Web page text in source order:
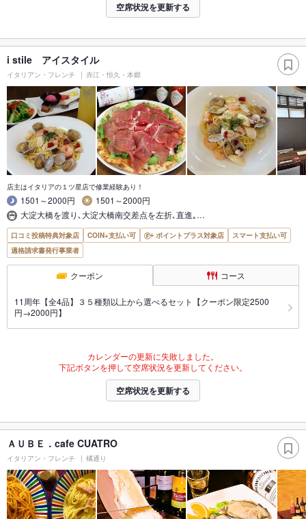
空席状況を更新する
i stile アイスタイル
イタリアン・フレンチ 赤江・恒久・本郷
店主はイタリアの１ツ星店で修業経験あり！
1501～2000円
1501～2000円
大淀大橋を渡り､大淀大橋南交差点を左折､直進｡…
口コミ投稿特典対象店 COIN+支払い可 ポイントプラス対象店
スマート支払い可
適格請求書発行事業者
クーポン コース
11周年【全4品】３５種類以上から選べるセット【クーポン限定2500
円→2000円】
カレンダーの更新に失敗しました。
下記ボタンを押して空席状況を更新してください。
空席状況を更新する
ＡＵＢＥ．cafe CUATRO
イタリアン・フレンチ 橘通り